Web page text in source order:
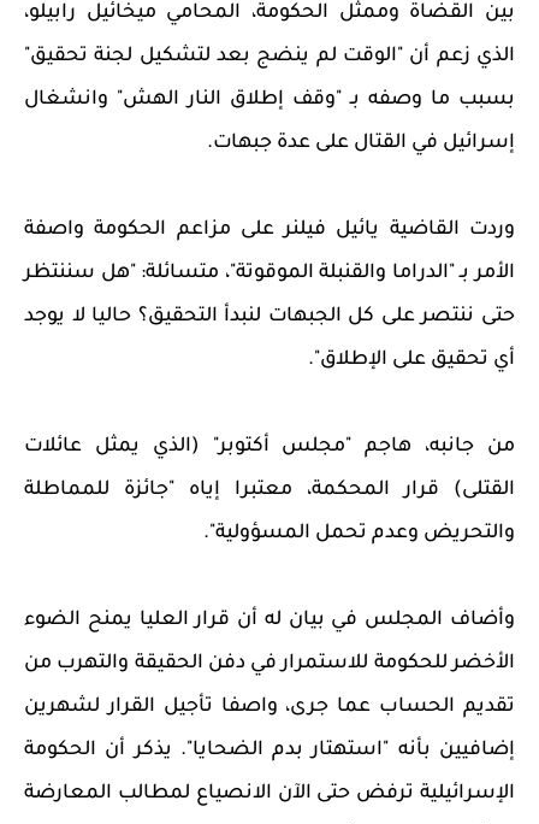
بين القضاة وممثل الحكومة، المحامي ميخائيل رابيلو،
الذي زعم أن "الوقت لم ينضج بعد لتشكيل لجنة تحقيق"
بسبب ما وصفه بـ "وقف إطلاق النار الهش" وانشغال
إسرائيل في القتال على عدة جبهات.
وردت القاضية يائيل فيلنر على مزاعم الحكومة واصفة
الأمر بـ "الدراما والقنبلة الموقوتة"، متسائلة: "هل سننتظر
حتى ننتصر على كل الجبهات لنبدأ التحقيق؟ حاليا لا يوجد
أي تحقيق على الإطلاق".
من جانبه، هاجم "مجلس أكتوبر" (الذي يمثل عائلات
القتلى) قرار المحكمة، معتبرا إياه "جائزة للمماطلة
والتحريض وعدم تحمل المسؤولية".
وأضاف المجلس في بيان له أن قرار العليا يمنح الضوء
الأخضر للحكومة للاستمرار في دفن الحقيقة والتهرب من
تقديم الحساب عما جرى، واصفا تأجيل القرار لشهرين
إضافيين بأنه "استهتار بدم الضحايا". يذكر أن الحكومة
الإسرائيلية ترفض حتى الآن الانصياع لمطالب المعارضة